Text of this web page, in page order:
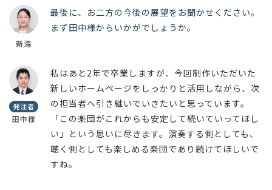
新海
最後に、お二方の今後の展望をお聞かせください。
まず田中様からいかがでしょうか。
発注者
田中様
私はあと2年で卒業しますが、今回制作いただいた
新しいホームページをしっかりと活用しながら、次
の担当者へ引き継いでいきたいと思っています。
「この楽団がこれからも安定して続いていってほし
い」という思いに尽きます。演奏する側としても、
聴く側としても楽しめる楽団であり続けてほしいで
すね。